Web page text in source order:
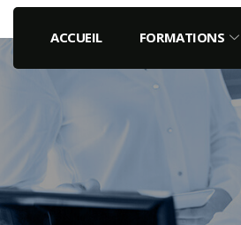
ACCUEIL FORMATIONS